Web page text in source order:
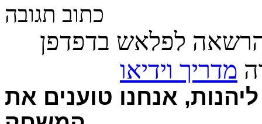
כתוב תגובה
לפלאש בדפדפן
מדריך וידיאו
אנחנו טוענים את